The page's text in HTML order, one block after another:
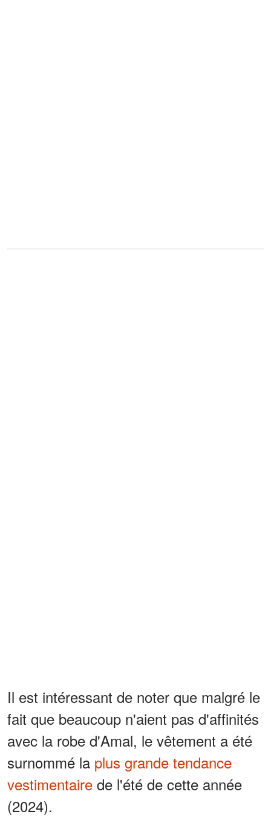
Il est intéressant de noter que malgré le
fait que beaucoup n'aient pas d'affinités
avec la robe d'Amal, le vêtement a été
surnommé la plus grande tendance
vestimentaire de l'été de cette année
(2024).